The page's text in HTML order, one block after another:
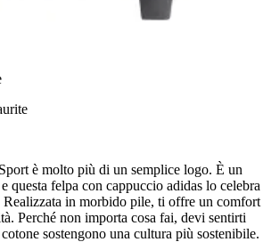
è molto più di un semplice logo. È un
questa felpa con cappuccio adidas lo celebra
Realizzata in morbido pile, ti offre un comfort
Perché non importa cosa fai, devi sentirti
sostengono una cultura più sostenibile.